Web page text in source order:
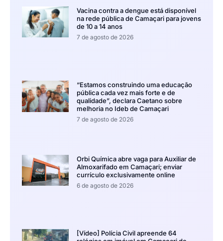
Vacina contra a dengue está disponível
na rede pública de Camaçari para jovens
de 10 a 14 anos
7 de agosto de 2026
“Estamos construindo uma educação
pública cada vez mais forte e de
qualidade”, declara Caetano sobre
melhoria no Ideb de Camaçari
7 de agosto de 2026
Orbi Química abre vaga para Auxiliar de
Almoxarifado em Camaçari; enviar
currículo exclusivamente online
6 de agosto de 2026
[Vídeo] Polícia Civil apreende 64